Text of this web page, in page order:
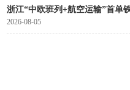
浙江“中欧班列+航空运输”首单
2026-08-05